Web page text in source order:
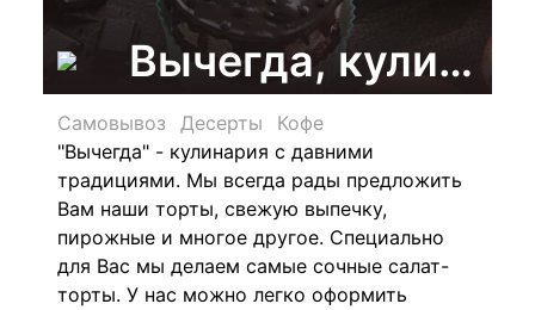
Вычегда,
Самовывоз Десерты
Кофе
"Вычегда" - кулинария с давними
традициями. Мы всегда рады предложить
Вам наши торты, свежую выпечку,
пирожные и многое другое. Специально
для Вас мы делаем самые сочные салат-
торты. У нас можно легко оформить